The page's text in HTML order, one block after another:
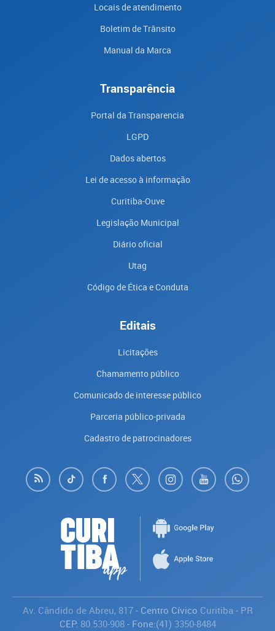
Locais de atendimento
Boletim de Trânsito
Manual da Marca
Transparência
Portal da Transparencia
LGPD
Dados abertos
Lei de acesso à informação
Curitiba-Ouve
Legislação Municipal
Diário oficial
Utag
Código de Ética e Conduta
Editais
Licitações
Chamamento público
Comunicado de interesse público
Parceria público-privada
Cadastro de patrocinadores
Av. Cândido de Abreu, 817- Centro Cívico Curitiba - PR
CEP: 80.530-908- Fone:(41) 3350-8484